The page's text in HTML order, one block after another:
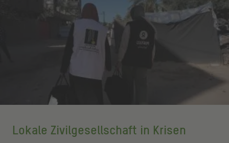
Lokale Zivilgesellschaft in Krisen